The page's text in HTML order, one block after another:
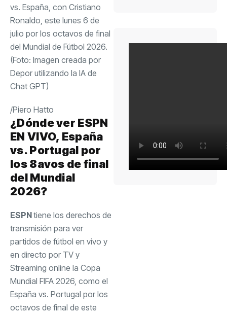
vs. España, con Cristiano
Ronaldo, este lunes 6 de
julio por los octavos de final
del Mundial de Fútbol 2026.
(Foto: Imagen creada por
Depor utilizando la IA de
Chat GPT)
/Piero Hatto
¿Dónde ver ESPN
EN VIVO, España
vs. Portugal por
los 8avos de final
del Mundial
2026?
ESPNtiene los derechos de
transmisión para ver
partidos de fútbol en vivo y
en directo por TV y
Streaming online la Copa
Mundial FIFA 2026, como el
España vs. Portugal por los
octavos de final de este